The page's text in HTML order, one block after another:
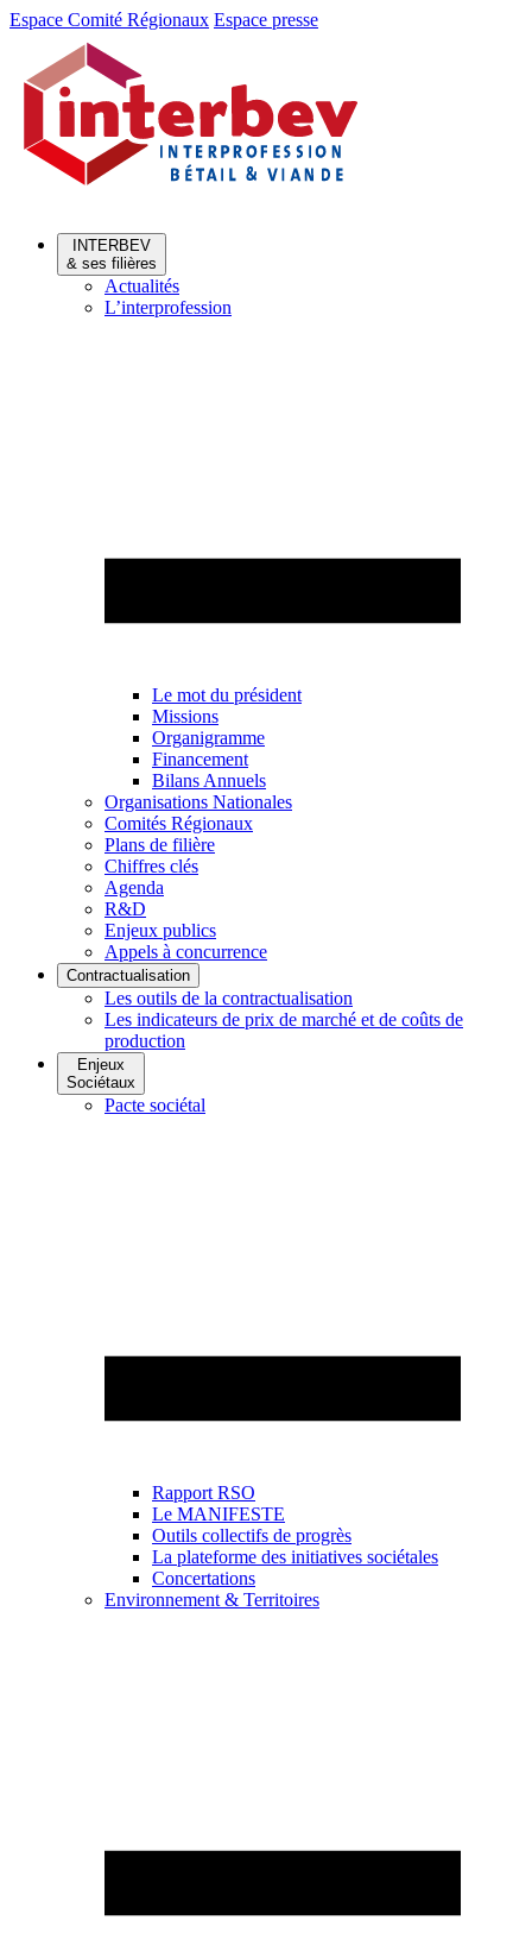
Aller
Aller
contenu
Espace Comité Régionaux Espace presse
INTERBEV
& ses filières
Actualités
L’interprofession
Le mot du président
Missions
Organigramme
Financement
Bilans Annuels
Organisations Nationales
Comités Régionaux
Plans de filière
Chiffres clés
Agenda
R&D
Enjeux publics
Appels à concurrence
Contractualisation
Les outils de la contractualisation
Les indicateurs de prix de marché et de coûts de
production
Enjeux
Sociétaux
Pacte sociétal
Rapport RSO
Le MANIFESTE
Outils collectifs de progrès
La plateforme des initiatives sociétales
Concertations
Environnement & Territoires